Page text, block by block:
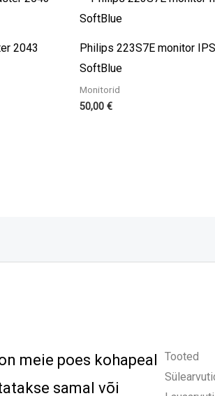
2043
Philips 223S7E monitor IPS
SoftBlue
Monitorid
50,00€
meie poes kohapeal
samal või
Tooted